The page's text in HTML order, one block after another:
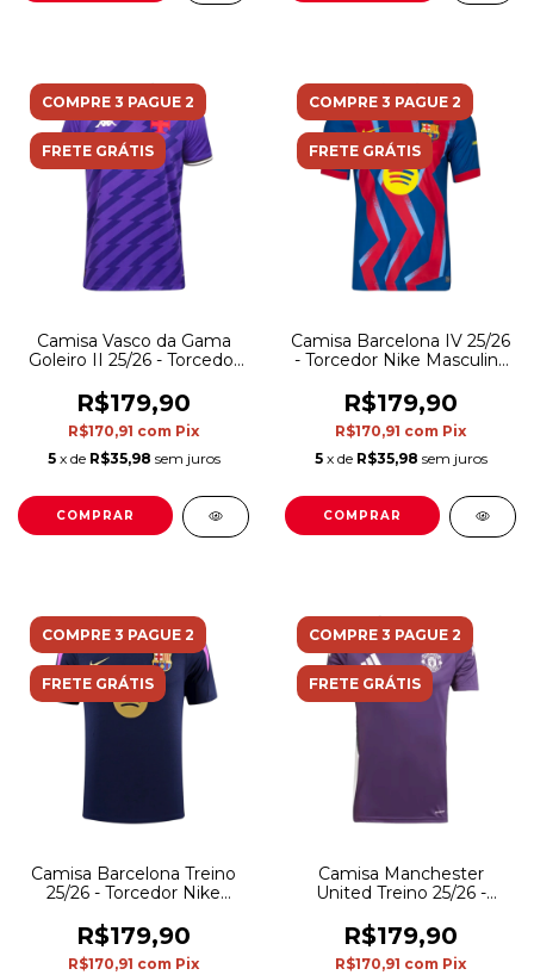
COMPRE 3 PAGUE 2
FRETE GRÁTIS
Camisa Vasco da Gama
Goleiro II 25/26 - Torcedor
R$179,90
R$170,91 com Pix
5 x de R$35,98 sem juros
COMPRAR
COMPRE 3 PAGUE 2
FRETE GRÁTIS
Camisa Barcelona IV 25/26
- Torcedor Nike Masculina
R$179,90
R$170,91 com Pix
5 x de R$35,98 sem juros
COMPRAR
COMPRE 3 PAGUE 2
FRETE GRÁTIS
Camisa Barcelona Treino
25/26 - Torcedor Nike
R$179,90
R$170,91 com Pix
COMPRE 3 PAGUE 2
FRETE GRÁTIS
Camisa Manchester
United Treino 25/26 -
- Roxa
R$179,90
R$170,91 com Pix